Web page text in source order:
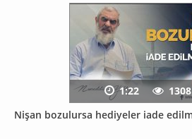
Nişan bozulursa hediyeler iade
1:22 1308